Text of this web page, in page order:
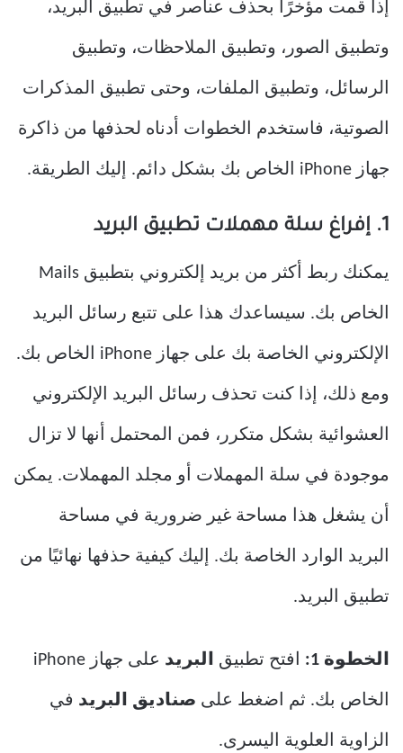
إذا قمت مؤخرًا بحذف عناصر في تطبيق البريد،
وتطبيق الصور، وتطبيق الملاحظات، وتطبيق
الرسائل، وتطبيق الملفات، وحتى تطبيق المذكرات
الصوتية، فاستخدم الخطوات أدناه لحذفها من ذاكرة
جهاز iPhone الخاص بك بشكل دائم. إليك الطريقة.
1. إفراغ سلة مهملات تطبيق البريد
يمكنك ربط أكثر من بريد إلكتروني بتطبيق Mails
الخاص بك. سيساعدك هذا على تتبع رسائل البريد
الإلكتروني الخاصة بك على جهاز iPhone الخاص بك.
ومع ذلك، إذا كنت تحذف رسائل البريد الإلكتروني
العشوائية بشكل متكرر، فمن المحتمل أنها لا تزال
موجودة في سلة المهملات أو مجلد المهملات. يمكن
أن يشغل هذا مساحة غير ضرورية في مساحة
البريد الوارد الخاصة بك. إليك كيفية حذفها نهائيًا من
تطبيق البريد.
الخطوة 1: افتح تطبيق البريد على جهاز iPhone
الخاص بك. ثم اضغط على صناديق البريد في
الزاوية العلوية اليسرى.